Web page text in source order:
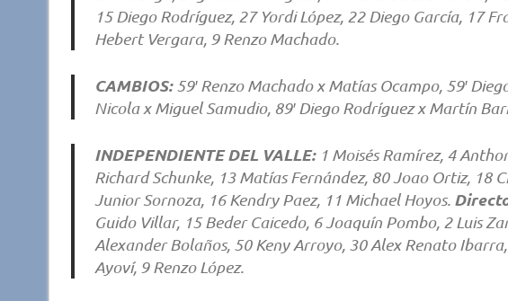
15 Diego Rodríguez, 27 Yordi López, 22 Diego García, 17
Hebert Vergara, 9 Renzo Machado.
CAMBIOS:59′ Renzo Machado x Matías Ocampo, 59′
Nicola x Miguel Samudio, 89′ Diego Rodríguez x Martín
INDEPENDIENTE DEL VALLE:1 Moisés Ramírez, 4
Richard Schunke, 13 Matías Fernández, 80 Joao Ortiz, 18
Junior Sornoza, 16 Kendry Paez, 11 Michael Hoyos.
Guido Villar, 15 Beder Caicedo, 6 Joaquín Pombo, 2 Luis
Alexander Bolaños, 50 Keny Arroyo, 30 Alex Renato
Ayoví, 9 Renzo López.